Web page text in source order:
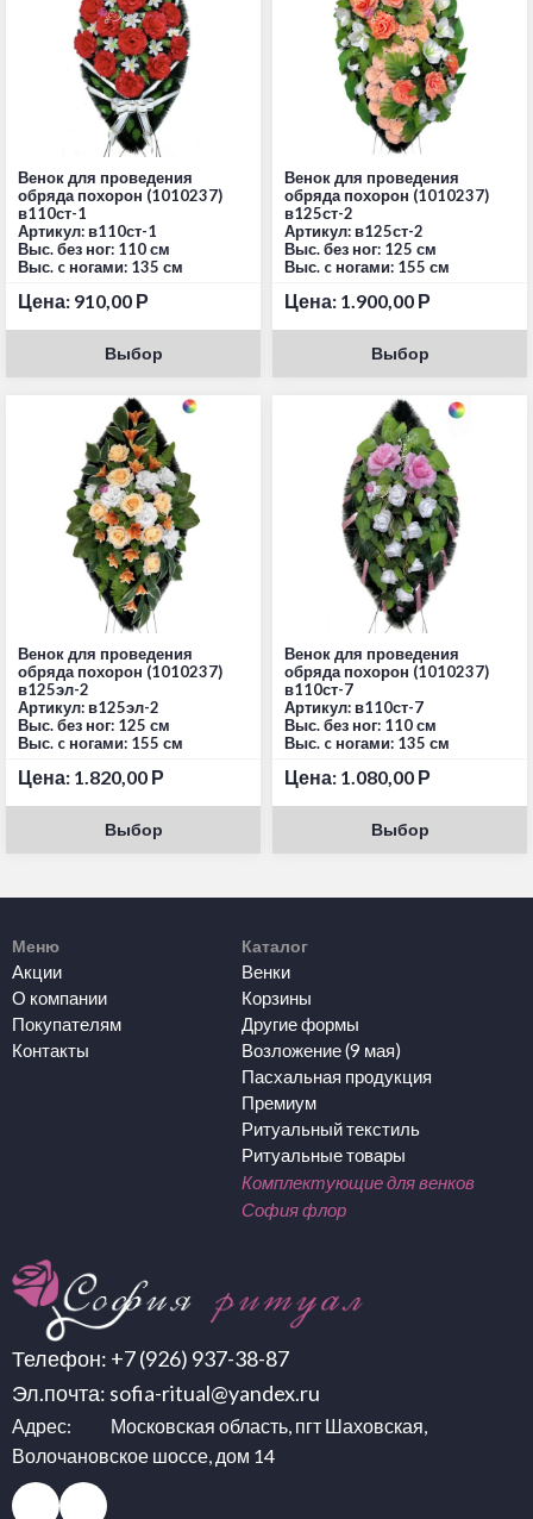
Венок для проведения
обряда похорон (1010237)
в110ст-1
Артикул: в110ст-1
Выс. без ног: 110 см
Выс. c ногами: 135 см
Цена: 910,00 Р
Выбор
Венок для проведения
обряда похорон (1010237)
в125ст-2
Артикул: в125ст-2
Выс. без ног: 125 см
Выс. c ногами: 155 см
Цена: 1.900,00 Р
Выбор
Венок для проведения
обряда похорон (1010237)
в125эл-2
Артикул: в125эл-2
Выс. без ног: 125 см
Выс. c ногами: 155 см
Цена: 1.820,00 Р
Выбор
Венок для проведения
обряда похорон (1010237)
в110ст-7
Артикул: в110ст-7
Выс. без ног: 110 см
Выс. c ногами: 135 см
Цена: 1.080,00 Р
Выбор
Телефон: +7 (926) 937-38-87
Эл.почта: sofia-ritual@yandex.ru
Адрес: Московская область, пгт Шаховская,
Волочановское шоссе, дом 14
Меню
Акции
О компании
Покупателям
Контакты
Каталог
Венки
Корзины
Другие формы
Возложение (9 мая)
Пасхальная продукция
Премиум
Ритуальный текстиль
Ритуальные товары
Комплектующие для венков
София флор